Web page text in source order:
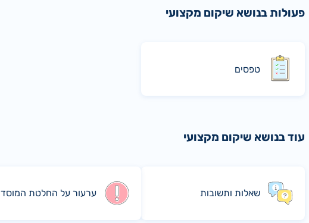
פעולות בנושא שיקום מקצועי
טפסים
עוד בנושא שיקום מקצועי
שאלות ותשובות ערעור על החלטת המוסד